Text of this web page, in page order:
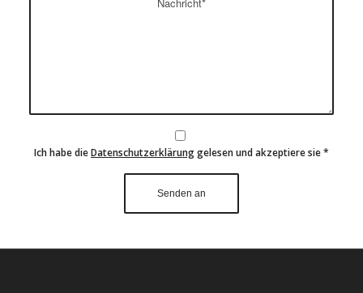
Ich habe dieDatenschutzerklärunggelesen und akzeptiere sie*